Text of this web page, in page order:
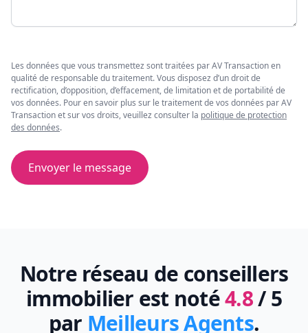
Les données que vous transmettez sont traitées par AV Transaction en
qualité de responsable du traitement. Vous disposez d’un droit de
rectification, d’opposition, d’effacement, de limitation et de portabilité de
vos données. Pour en savoir plus sur le traitement de vos données par AV
Transaction et sur vos droits, veuillez consulter la politique de protection
des données.
Envoyer le message
Notre réseau de conseillers
immobilier est noté4.8/ 5
par Meilleurs Agents.